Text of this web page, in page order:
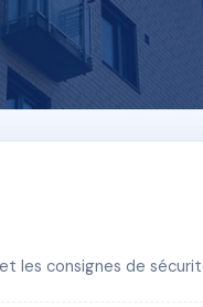
consignes de